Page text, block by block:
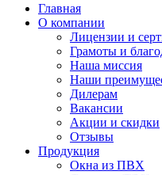
Главная
О компании
Лицензии и
Грамоты и
Наша миссия
Наши
Дилерам
Вакансии
Акции и скидки
Отзывы
Продукция
Окна из ПВХ